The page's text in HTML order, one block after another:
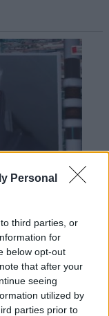
Personal
third parties, or
for
below opt-out
that after your
seeing
utilized by
parties prior to